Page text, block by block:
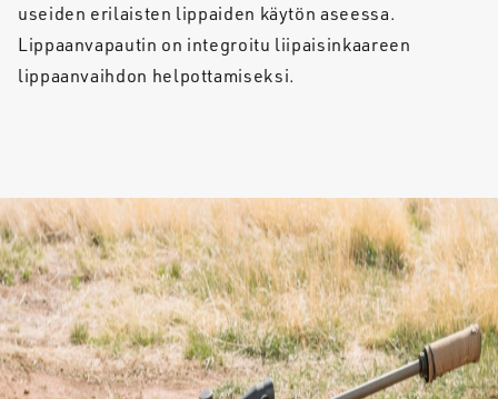
useiden erilaisten lippaiden käytön aseessa.
Lippaanvapautin on integroitu liipaisinkaareen
lippaanvaihdon helpottamiseksi.